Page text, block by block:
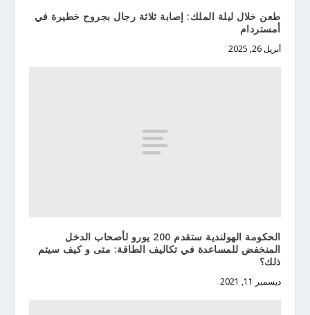
طعن خلال ليلة الملك: إصابة ثلاثة رجال بجروح خطيرة في
أمستردام
أبريل 26, 2025
الحكومة الهولندية ستقدم 200 يورو لأصحاب الدخل
المنخفض للمساعدة في تكاليف الطاقة: متى و كيف سيتم
ذلك؟
ديسمبر 11, 2021